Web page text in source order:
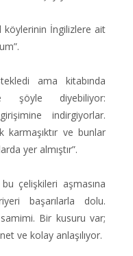
köylerinin İngilizlere ait
ama kitabında
şöyle diyebiliyor:
indirgiyorlar.
ve bunlar
yer almıştır”.
çelişkileri aşmasına
başarılarla dolu.
Bir kusuru var;
ve kolay anlaşılıyor.